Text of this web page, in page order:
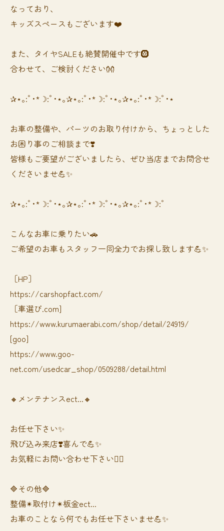
なっており、
キッズスペースもございます❤️
また、タイヤSALEも絶賛開催中です🛞
合わせて、ご検討ください👐
✰⋆｡:ﾟ･*☽:ﾟ･⋆｡✰⋆｡:ﾟ･*☽:ﾟ･⋆｡✰⋆｡:ﾟ･*☽:ﾟ･⋆
お車の整備や、パーツのお取り付けから、ちょっとした
お困り事のご相談まで❣️
皆様もご要望がございましたら、ぜひ当店までお問合せ
くださいませ💪✨
✰⋆｡:ﾟ･*☽:ﾟ･⋆｡✰⋆｡:ﾟ･*☽:ﾟ･⋆｡✰⋆｡:ﾟ･*☽:ﾟ
⁡⁡⁡こんなお車に乗りたい🚗
ご希望のお車もスタッフ一同全力でお探し致します💪✨
［HP］
https://carshopfact.com/
［車選び.com]
https://www.kurumaerabi.com/shop/detail/24919/
[goo]
https://www.goo-
net.com/usedcar_shop/0509288/detail.html
🔸メンテナンスect...🔸
お任せ下さい✨
飛び込み来店❣️喜んで💪✨
お気軽にお問い合わせ下さい🙆‍♀️
🔷その他🔷
整備✴︎取付け✴︎板金ect...
お車のことなら何でもお任せ下さいませ💪✨